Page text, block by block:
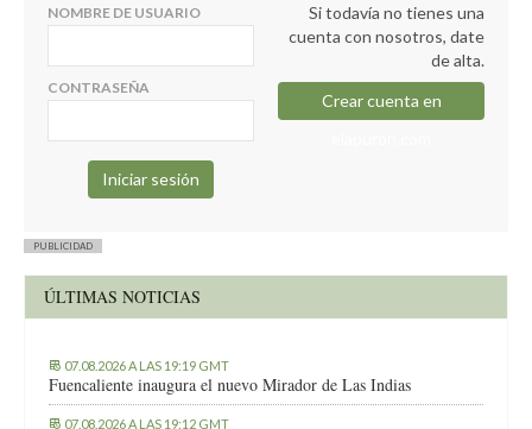
NOMBRE DE USUARIO
CONTRASEÑA
Si todavía no tienes una
cuenta con nosotros, date
de alta.
Crear cuenta en
PUBLICIDAD
ÚLTIMAS NOTICIAS
07.08.2026 A LAS 19:19 GMT
Fuencaliente inaugura el nuevo Mirador de Las Indias
07.08.2026 A LAS 19:12 GMT